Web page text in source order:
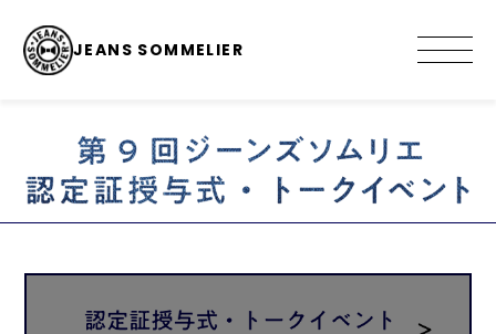
JEANS SOMMELIER